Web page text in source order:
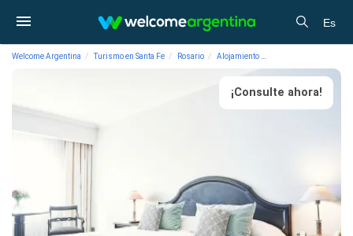
Es
Welcome Argentina Turismo en Santa Fe Rosario Alojamiento
¡Consulte ahora!